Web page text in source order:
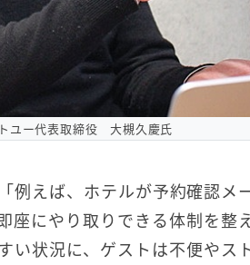
ユー代表取締役 大槻久慶氏
例えば、ホテルが予約確認メ
座にやり取りできる体制を整
い状況に、ゲストは不便やス